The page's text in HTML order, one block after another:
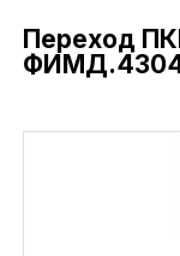
Переход